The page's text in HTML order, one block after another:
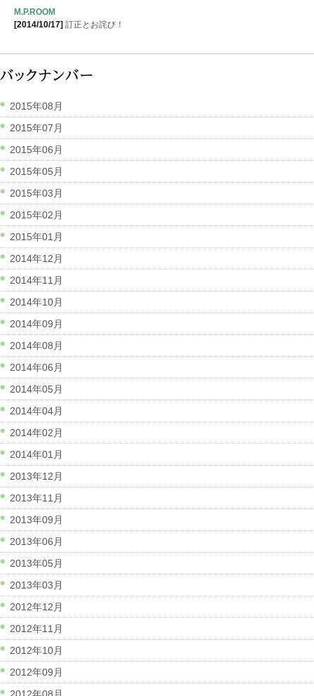
M.P.ROOM
[2014/10/17] 訂正とお詫び！
2015年08月
2015年07月
2015年06月
2015年05月
2015年03月
2015年02月
2015年01月
2014年12月
2014年11月
2014年10月
2014年09月
2014年08月
2014年06月
2014年05月
2014年04月
2014年02月
2014年01月
2013年12月
2013年11月
2013年09月
2013年06月
2013年05月
2013年03月
2012年12月
2012年11月
2012年10月
2012年09月